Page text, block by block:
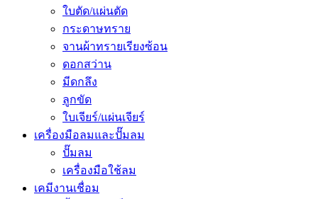
ใบตัด/แผ่นตัด
กระดาษทราย
จานผ้าทรายเรียงซ้อน
ดอกสว่าน
มีดกลึง
ลูกขัด
ใบเจียร์/แผ่นเจียร์
เครื่องมือลมและปั๊มลม
ปั๊มลม
เครื่องมือใช้ลม
เคมีงานเชื่อม